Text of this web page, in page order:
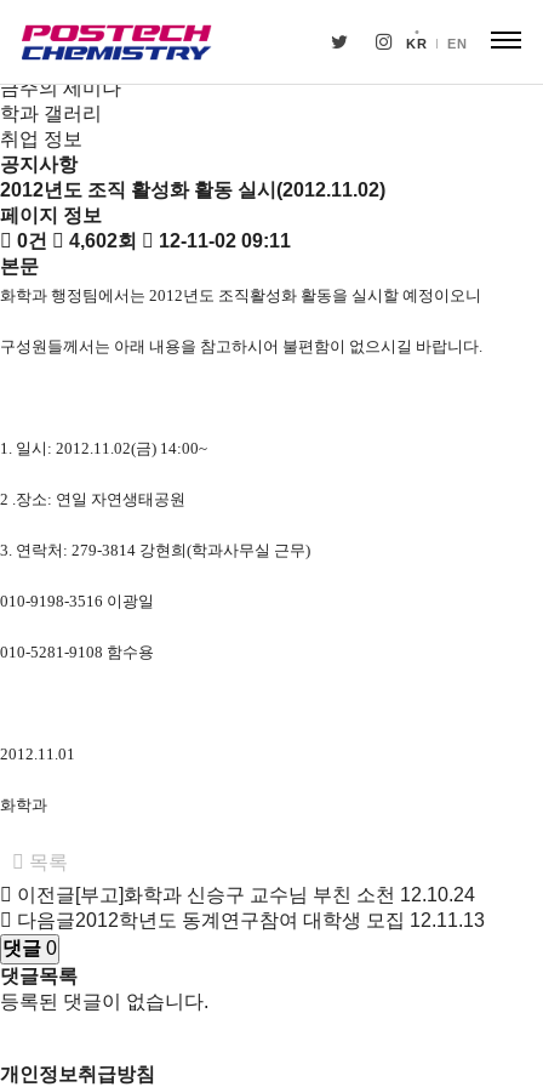
KR EN
뉴스
공지사항
금주의 세미나
학과 갤러리
취업 정보
공지사항
2012년도 조직 활성화 활동 실시(2012.11.02)
페이지 정보
0건
4,602회
12-11-02 09:11
본문
화학과 행정팀에서는 2012년도 조직활성화 활동을 실시할 예정이오니
구성원들께서는 아래 내용을 참고하시어 불편함이 없으시길 바랍니다.
1. 일시: 2012.11.02(금) 14:00~
2 .장소: 연일 자연생태공원
3. 연락처: 279-3814 강현희(학과사무실 근무)
010-9198-3516 이광일
010-5281-9108 함수용
2012.11.01
화학과
목록
이전글[부고]화학과 신승구 교수님 부친 소천 12.10.24
다음글2012학년도 동계연구참여 대학생 모집 12.11.13
댓글 0
댓글목록
등록된 댓글이 없습니다.
개인정보취급방침